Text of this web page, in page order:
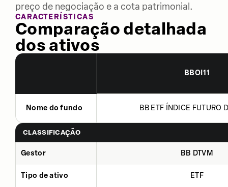
preço de negociação e a cota patrimonial.
CARACTERÍSTICAS
Comparação detalhada
dos ativos
BBOI11
Nome do fundo BB ETF ÍNDICE FUTURO
CLASSIFICAÇÃO
Gestor BB DTVM
Tipo de ativo ETF